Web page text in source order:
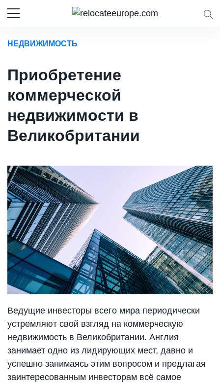
НЕДВИЖИМОСТЬ
Приобретение
коммерческой
недвижимости в
Великобритании
Ведущие инвесторы всего мира периодически
устремляют свой взгляд на коммерческую
недвижимость в Великобритании. Англия
занимает одно из лидирующих мест, давно и
успешно занимаясь этим вопросом и предлагая
заинтересованным инвесторам всё самое